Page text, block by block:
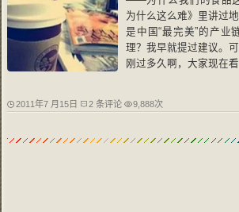
为什么这么难》里讲过
是中国“最完美”的产业
理？我早就提过建议。
刚过多久啊，大家现在
2011年7 月15日 2 条评论 9,888次